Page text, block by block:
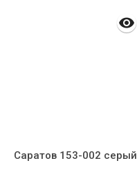
Саратов 153-002 серый